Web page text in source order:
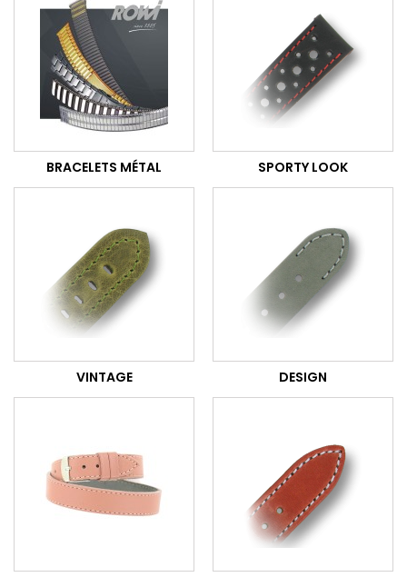
BRACELETS MÉTAL SPORTY LOOK
VINTAGE DESIGN